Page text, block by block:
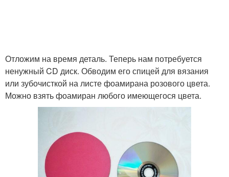
Отложим на время деталь. Теперь нам потребуется
ненужный CD диск. Обводим его спицей для вязания
или зубочисткой на листе фоамирана розового цвета.
Можно взять фоамиран любого имеющегося цвета.